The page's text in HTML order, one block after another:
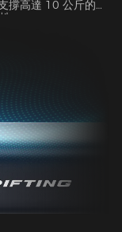
撐高達 10 公斤的重
。